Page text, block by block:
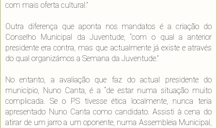
com mais oferta cultural.”
Outra diferença que aponta nos mandatos é a criação do
Conselho Municipal da Juventude, “com o qual a anterior
presidente era contra, mas que actualmente já existe e através
do qual organizámos a Semana da Juventude.”
No entanto, a avaliação que faz do actual presidente do
município, Nuno Canta, é a “de estar numa situação muito
complicada. Se o PS tivesse ética localmente, nunca teria
apresentado Nuno Canta como candidato. Assisti à cena do
atirar de um jarro a um oponente, numa Assembleia Municipal,